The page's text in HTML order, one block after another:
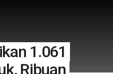
1.061
Ribuan